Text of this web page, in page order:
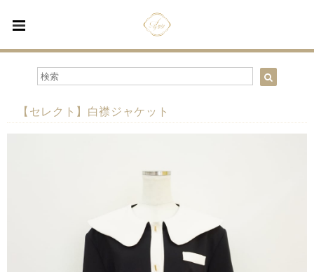
【セレクト】白襟ジャケット